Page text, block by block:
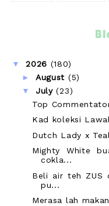
▼2026 (180)
► August (5)
▼ July(23)
Top
Kad koleksi
Dutch Lady x
Mighty White
cokla...
Beli air teh ZUS
pu...
Merasa lah